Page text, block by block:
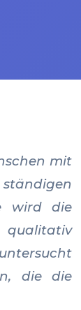
mit
wird die
qualitativ
die die